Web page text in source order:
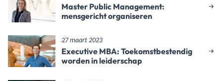
Master Public Management:
mensgericht organiseren
27 maart 2023
Executive MBA: Toekomstbestendig
worden in leiderschap